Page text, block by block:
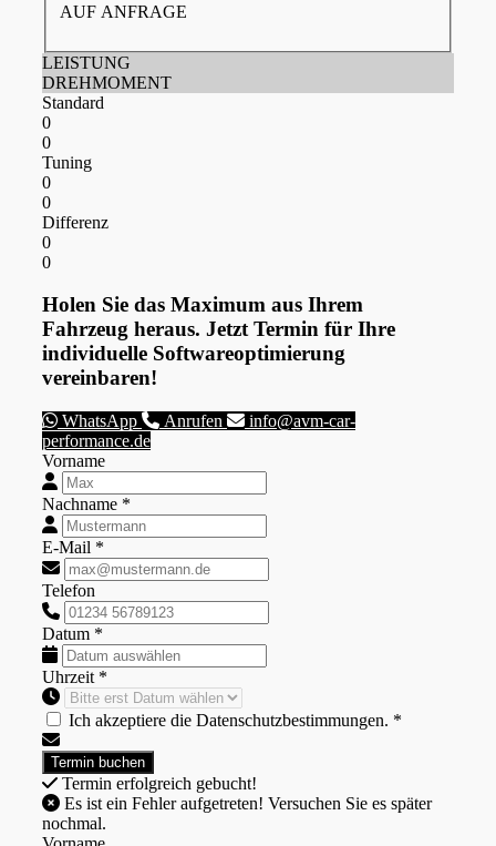
AUF ANFRAGE
LEISTUNG
DREHMOMENT
Standard
0
0
Tuning
0
0
Differenz
0
0
Holen Sie das Maximum aus Ihrem
Fahrzeug heraus. Jetzt Termin für Ihre
individuelle Softwareoptimierung
vereinbaren!
WhatsApp Anrufen
info@avm-car-
performance.de
Vorname
Nachname *
E-Mail *
Telefon
Datum *
Uhrzeit *
Ich akzeptiere die Datenschutzbestimmungen. *
Termin erfolgreich gebucht!
nochmal.